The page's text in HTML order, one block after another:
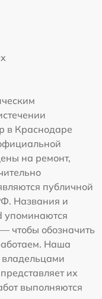
в Краснодаре
на ремонт,
публичной
Названия и
упоминаются
чтобы обозначить
Наша
их
выполняются